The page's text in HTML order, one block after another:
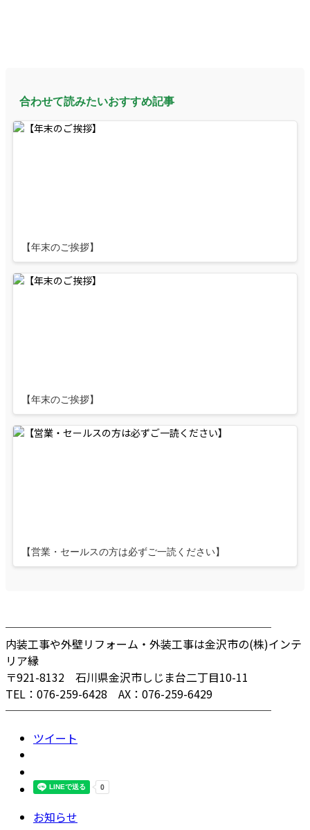
合わせて読みたいおすすめ記事
【年末のご挨拶】
【年末のご挨拶】
【営業・セールスの方は必ずご一読ください】
────────────────────────
内装工事や外壁リフォーム・外装工事は金沢市の(株)インテ
リア縁
〒921-8132 石川県金沢市しじま台二丁目10-11
TEL：076-259-6428 AX：076-259-6429
────────────────────────
ツイート
お知らせ